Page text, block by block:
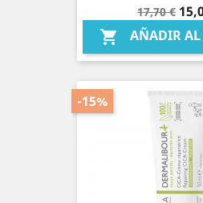
Precio
base
17,70 €
 AÑADIR AL
-15%